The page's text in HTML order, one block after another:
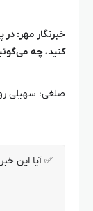
خبرنگار مهر: در
کنید، چه می‌گوئید؟
صلغی: سهیلی
✅ آیا این خبر